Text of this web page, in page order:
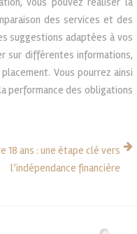
des services et des
suggestions adaptées à vos
sur différentes informations,
Vous pourrez ainsi
performance des obligations
18 ans : une étape clé vers
l’indépendance financière